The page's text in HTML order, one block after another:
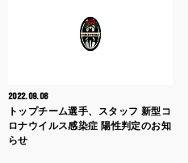
2022.09.08
トップチーム選手、スタッフ 新型コ
ロナウイルス感染症 陽性判定のお知
らせ